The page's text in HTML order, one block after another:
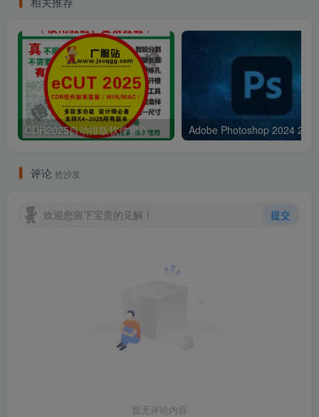
CDR2025自动排版软件排孔插件ecut省料LED冲孔字解决提示升级问题
评论 抢沙发
欢迎您留下宝贵的见解！ 提交
暂无评论内容